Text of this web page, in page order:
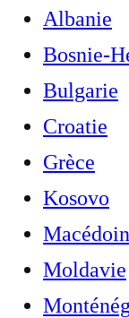
Albanie
Bosnie-
Bulgarie
Croatie
Grèce
Kosovo
Moldavie